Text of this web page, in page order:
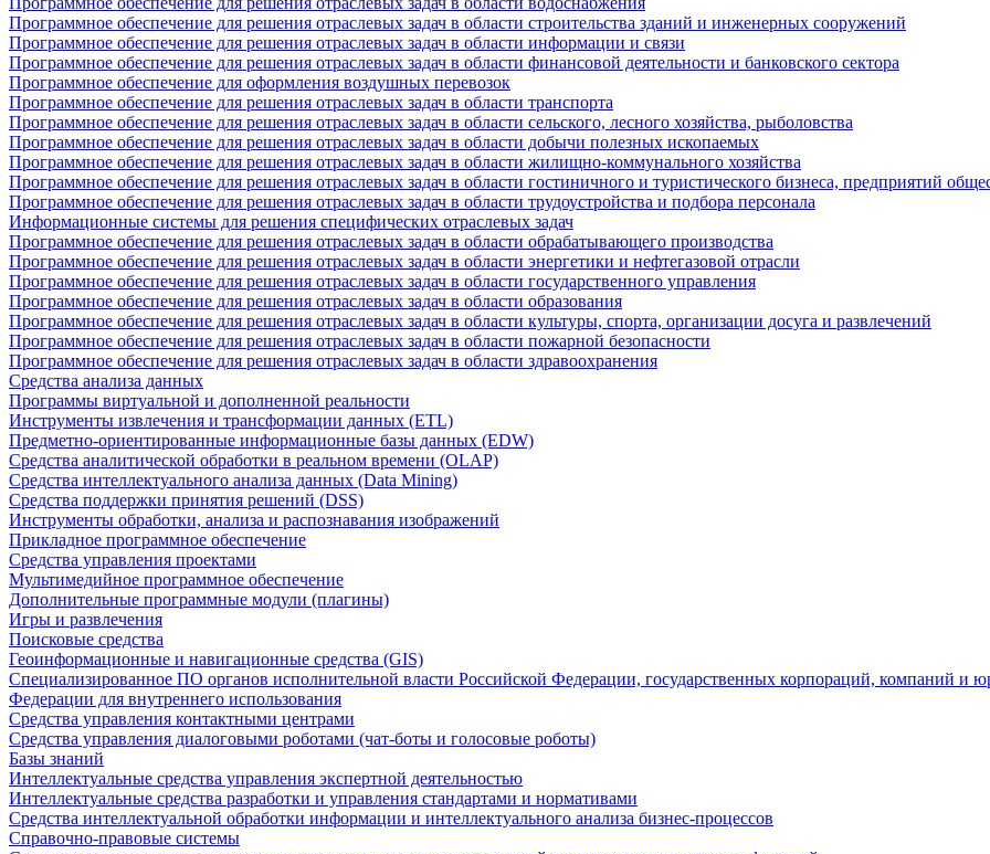
Программное обеспечение для решения отраслевых задач в области строительства зданий и инженерных сооружений
Программное обеспечение для решения отраслевых задач в области информации и связи
Программное обеспечение для решения отраслевых задач в области финансовой деятельности и банковского сектора
Программное обеспечение для оформления воздушных перевозок
Программное обеспечение для решения отраслевых задач в области транспорта
Программное обеспечение для решения отраслевых задач в области сельского, лесного хозяйства, рыболовства
Программное обеспечение для решения отраслевых задач в области добычи полезных ископаемых
Программное обеспечение для решения отраслевых задач в области жилищно-коммунального хозяйства
Программное обеспечение для решения отраслевых задач в области гостиничного и туристического бизнеса, предприятий
Программное обеспечение для решения отраслевых задач в области трудоустройства и подбора персонала
Информационные системы для решения специфических отраслевых задач
Программное обеспечение для решения отраслевых задач в области обрабатывающего производства
Программное обеспечение для решения отраслевых задач в области энергетики и нефтегазовой отрасли
Программное обеспечение для решения отраслевых задач в области государственного управления
Программное обеспечение для решения отраслевых задач в области образования
Программное обеспечение для решения отраслевых задач в области культуры, спорта, организации досуга и развлечений
Программное обеспечение для решения отраслевых задач в области пожарной безопасности
Программное обеспечение для решения отраслевых задач в области здравоохранения
Средства анализа данных
Программы виртуальной и дополненной реальности
Инструменты извлечения и трансформации данных (ETL)
Предметно-ориентированные информационные базы данных (EDW)
Средства аналитической обработки в реальном времени (OLAP)
Средства интеллектуального анализа данных (Data Mining)
Средства поддержки принятия решений (DSS)
Инструменты обработки, анализа и распознавания изображений
Прикладное программное обеспечение
Средства управления проектами
Мультимедийное программное обеспечение
Дополнительные программные модули (плагины)
Игры и развлечения
Поисковые средства
Геоинформационные и навигационные средства (GIS)
Специализированное ПО органов исполнительной власти Российской Федерации, государственных корпораций, компаний и
Федерации для внутреннего использования
Средства управления контактными центрами
Средства управления диалоговыми роботами (чат-боты и голосовые роботы)
Базы знаний
Интеллектуальные средства управления экспертной деятельностью
Интеллектуальные средства разработки и управления стандартами и нормативами
Средства интеллектуальной обработки информации и интеллектуального анализа бизнес-процессов
Справочно-правовые системы